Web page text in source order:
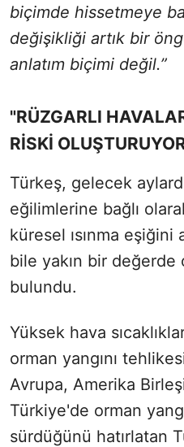
biçimde hissetmeye
değişikliği artık bir
anlatım biçimi değil.”
"RÜZGARLI
RİSKİ
Türkeş, gelecek
eğilimlerine bağlı
küresel ısınma eşiğini
bile yakın bir
bulundu.
Yüksek hava
orman yangını
Avrupa, Amerika
Türkiye'de orman
sürdüğünü hatırlatan